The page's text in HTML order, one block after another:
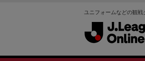
ユニフォームなどの観